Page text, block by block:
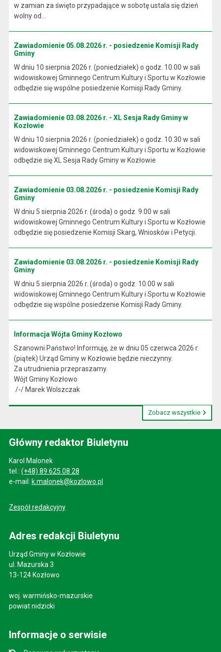
w zamian za święto przypadające w sobotę ustala się dzień
wolny od...
Zawiadomienie 05.08.2026 r. - posiedzenie Komisji Rady
Gminy
W dniu 10 sierpnia 2026 r. (poniedziałek) o godz. 10.00 w sali
widowiskowej Gminnego Centrum Kultury i Sportu w Kozłowie
odbędzie się wspólne posiedzenie Komisji Rady Gminy.
Zawiadomienie 03.08.2026 r. - XL Sesja Rady Gminy w
Kozłowie
W dniu 10 sierpnia 2026 r. (poniedziałek) o godz. 10.30 w sali
widowiskowej Gminnego Centrum Kultury i Sportu w Kozłowie
odbędzie się XL Sesja Rady Gminy w Kozłowie
Zawiadomienie 03.08.2026 r. - posiedzenie Komisji Rady
Gminy
W dniu 5 sierpnia 2026 r. (środa) o godz. 9.00 w sali
widowiskowej Gminnego Centrum Kultury i Sportu w Kozłowie
odbędzie się posiedzenie Komisji Skarg, Wniosków i Petycji.
Zawiadomienie 03.08.2026 r. - posiedzenie Komisji Rady
Gminy
W dniu 5 sierpnia 2026 r. (środa) o godz. 10.00 w sali
widowiskowej Gminnego Centrum Kultury i Sportu w Kozłowie
odbędzie się wspólne posiedzenie Komisji Rady Gminy.
Informacja Wójta Gminy Kozłowo
Szanowni Państwo! Informuję, że w dniu 05 czerwca 2026 r.
(piątek) Urząd Gminy w Kozłowie będzie nieczynny.
Za utrudnienia przepraszamy.
Wójt Gminy Kozłowo
/-/ Marek Wolszczak
Zobacz wszystkie
Główny redaktor Biuletynu
Karol Malonek
tel.: (+48) 89 625 08 28
e-mail: k.malonek@kozlowo.pl
Zespół redakcyjny
Adres redakcji Biuletynu
Urząd Gminy w Kozłowie
ul. Mazurska 3
13-124 Kozłowo
woj. warmińsko-mazurskie
powiat nidzicki
Informacje o serwisie